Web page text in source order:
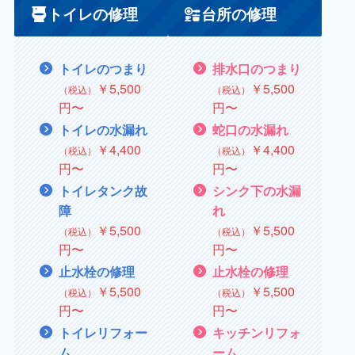
トイレの修理
トイレのつまり
（税込）
￥5,500
円〜
トイレの水漏れ
（税込） ￥4,400
円〜
トイレタンク故
障
（税込） ￥5,500
円〜
止水栓の修理
（税込） ￥5,500
円〜
トイレリフォー
台所の修理
排水口のつまり
（税込）
￥5,500
円〜
蛇口の水漏れ
（税込） ￥4,400
円〜
シンク下の水漏
れ
（税込）
￥5,500
円〜
止水栓の修理
（税込） ￥5,500
円〜
キッチンリフォ